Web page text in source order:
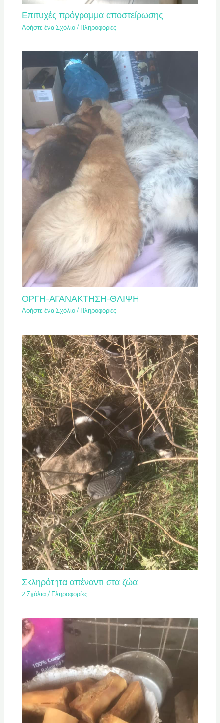
Επιτυχές πρόγραμμα αποστείρωσης
Αφήστε ένα Σχόλιο / Πληροφορίες
ΟΡΓΗ-ΑΓΑΝΑΚΤΗΣΗ-ΘΛΙΨΗ
Αφήστε ένα Σχόλιο / Πληροφορίες
Σκληρότητα απέναντι στα ζώα
2 Σχόλια / Πληροφορίες